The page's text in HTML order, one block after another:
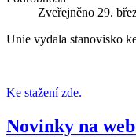
Zveřejněno 29.
Unie vydala stanovisko
Ke stažení zde.
Novinky na